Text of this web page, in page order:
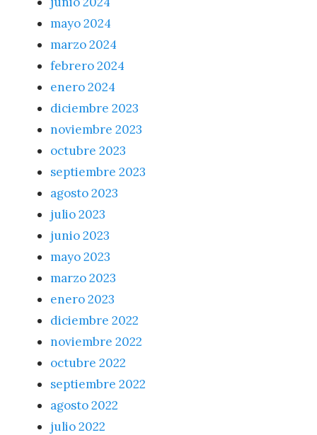
mayo 2024
marzo 2024
febrero 2024
enero 2024
diciembre 2023
noviembre 2023
octubre 2023
septiembre 2023
agosto 2023
julio 2023
junio 2023
mayo 2023
marzo 2023
enero 2023
diciembre 2022
noviembre 2022
octubre 2022
septiembre 2022
agosto 2022
julio 2022